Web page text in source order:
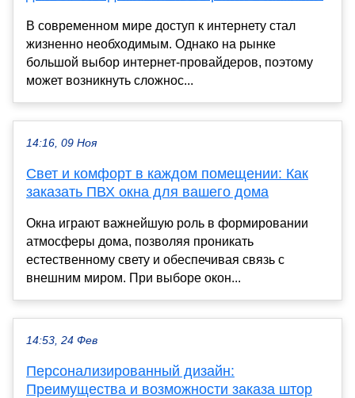
В современном мире доступ к интернету стал
жизненно необходимым. Однако на рынке
большой выбор интернет-провайдеров, поэтому
может возникнуть сложнос...
14:16, 09 Ноя
Свет и комфорт в каждом помещении: Как
заказать ПВХ окна для вашего дома
Окна играют важнейшую роль в формировании
атмосферы дома, позволяя проникать
естественному свету и обеспечивая связь с
внешним миром. При выборе окон...
14:53, 24 Фев
Персонализированный дизайн:
Преимущества и возможности заказа штор